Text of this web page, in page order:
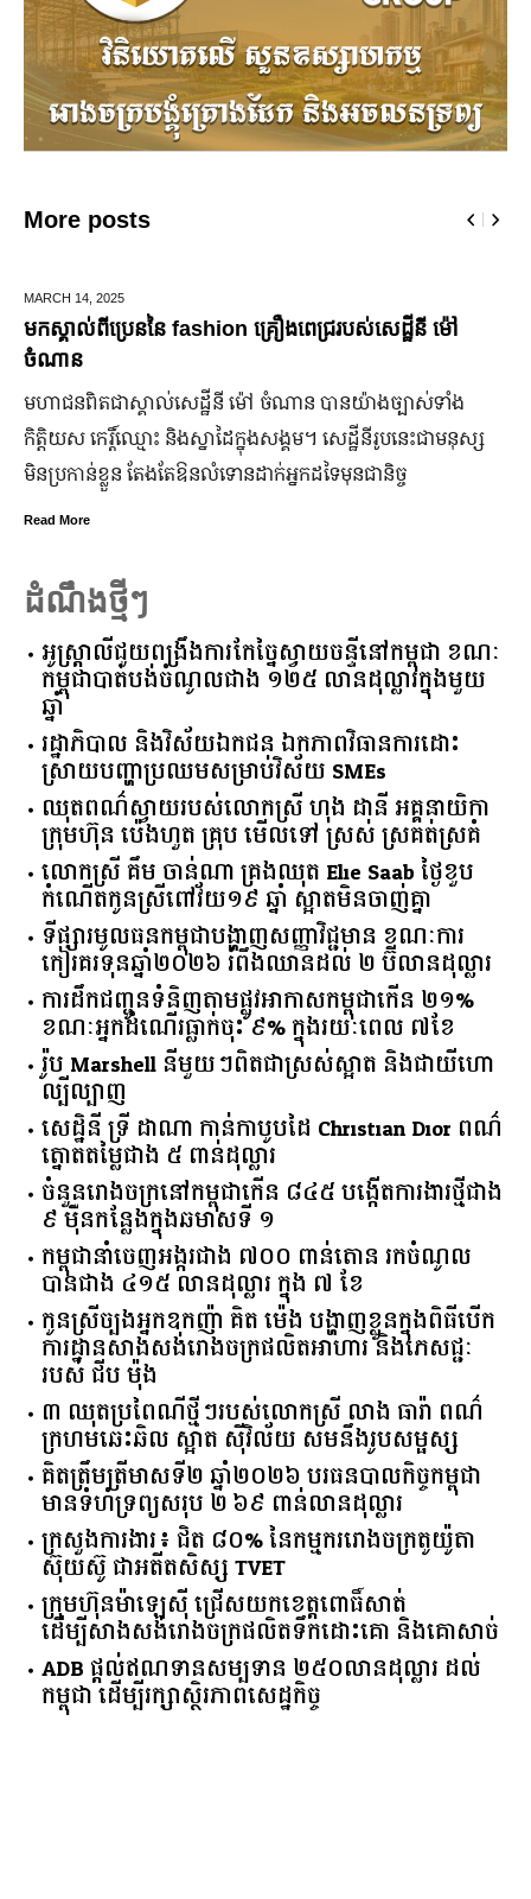
More posts
MARCH 14, 2025
មកស្គាល់ពីប្រេននៃ​ fashion គ្រឿងពេជ្ររបស់សេដ្ឋីនី ម៉ៅ
ចំណាន
មហាជន​ពិតជា​ស្គាល់​សេដ្ឋី​នី ម៉ៅ ចំណាន បាន​យ៉ាង​ច្បាស់​ទាំង​
កិត្តិយស កេរ្តិ៍ឈ្មោះ និង​ស្នាដៃ​ក្នុង​សង្គម។ សេដ្ឋី​នី​រូប​នេះ​ជា​មនុស្ស​
មិន​ប្រកាន់​ខ្លួន តែងតែ​ឱនលំទោន​ដាក់​អ្នក​ដទៃ​មុន​ជានិច្ច
Read More
ដំណឹងថ្មីៗ
អូស្ត្រាលី​ជួយ​ពង្រឹង​ការ​កែច្នៃ​ស្វាយចន្ទី​នៅ​កម្ពុជា​ ​ខណៈ​
កម្ពុជា​បាត់បង់​ចំណូល​ជាង​ ​១២៥​ ​លាន​ដុល្លារ​ក្នុង​មួយ​
ឆ្នាំ​
រដ្ឋាភិបាល​ ​និង​វិស័យ​ឯកជន ​ឯកភាព​វិធានការ​ដោះ
ស្រាយ​បញ្ហា​ប្រឈម​​សម្រាប់​វិស័យ​ ​SMEs​
ឈុតពណ៌ស្វាយរបស់លោកស្រី ហុង ដានី អគ្គ​នាយិកា​
ក្រុមហ៊ុន ប៉េងហួត គ្រុប មើលទៅ ស្រស់ ស្រគត់ស្រគំ
លោកស្រី គឹម ចាន់ណា គ្រងឈុត Elie Saab ថ្ងៃខួប
កំណើតកូនស្រីពៅវ័យ១៩ ឆ្នាំ ស្អាតមិនចាញ់គ្នា
ទីផ្សារ​មូលធន​កម្ពុជា​បង្ហាញ​សញ្ញា​វិជ្ជមាន​ ​ខណៈ​ការ​
កៀរគរ​ទុន​ឆ្នាំ​២០២៦​ ​រំពឹង​ឈានដល់​ ​២​ ​ប៊ីលាន​ដុល្លារ​
ការដឹកជញ្ជូនទំនិញតាមផ្លូវអាកាសកម្ពុជាកើន ២១%
ខណៈអ្នកដំណើរធ្លាក់ចុះ ៩% ក្នុងរយៈពេល ៧ខែ
រ៉ូប Marshell នីមួយៗពិតជាស្រស់ស្អាត និងជាយីហោ
ល្បីល្បាញ
សេដ្ឋិនី ទ្រី ដាណា កាន់កាបូបដៃ Christian Dior ពណ៌
ត្នោតតម្លៃជាង ៥ ពាន់ដុល្លារ
ចំនួន​រោងចក្រ​នៅ​កម្ពុជា​កើន​ ​៨៤៥​ ​បង្កើត​ការងារ​ថ្មី​ជាង​
​៩​ ​ម៉ឺន​កន្លែង​ក្នុង​ឆមាស​ទី ​១​
កម្ពុជានាំចេញអង្ករជាង ៧០០ ពាន់តោន រកចំណូល
បានជាង ៤១៥ លានដុល្លារ ក្នុង ៧ ខែ
កូនស្រីច្បងអ្នកឧកញ៉ា គិត ម៉េង បង្ហាញខ្លួនក្នុងពិធីបើក
ការដ្ឋានសាងសង់រោងចក្រផលិតអាហារ និងភេសជ្ជៈ
របស់ ជីប ម៉ុង
៣ ឈុតប្រពៃណីថ្មីៗរបស់លោកស្រី លាង ធារ៉ា ពណ៌
ក្រហមឆេះឆិល ស្អាត ​ស៊ីវិល័យ សមនឹងរូបសម្ផស្ស
គិត​ត្រឹមត្រីមាស​ទី​២​ ​ឆ្នាំ​២០២៦​ បរធន​បាលកិច្ច​កម្ពុជា​ ​
មាន​ទំហំ​ទ្រព្យ​សរុប​ ​២.៦៩​ ​ពាន់លាន​ដុល្លារ​
ក្រសួង​ការងារ​៖ ​ជិត​ ​៨០​% ​នៃ​កម្មករ​រោងចក្រ​តូយ៉ូតា ​
ស៊ុយ​ស៊ូ ​ជា​អតីត​សិស្ស​ ​TVET​
ក្រុមហ៊ុន​ម៉ាឡេស៊ី ជ្រើសយកខេត្ដពោធិ៍សាត់
ដើម្បីសាងសង់រោងចក្រផលិតទឹកដោះគោ និងគោសាច់
ADB ផ្តល់ឥណទានសម្បទាន ២៥០លានដុល្លារ ដល់
កម្ពុជា ដើម្បីរក្សាស្ថិរភាពសេដ្ឋកិច្ច